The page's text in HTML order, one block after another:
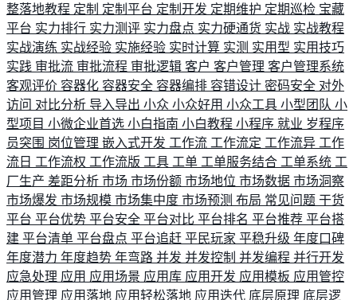
整落地教程 定制 定制平台 定制开发 定期维护 定期巡检 宝藏
平台 实力排行 实力测评 实力盘点 实力硬通货 实战 实战教程
实战演练 实战经验 实施经验 实时计算 实测 实用型 实用技巧
实践 审批流 审批流程 审批逻辑 客户 客户管理 客户管理系统
客观评价 容器化 容器安全 容器编排 容错设计 密码安全 对外
访问 对比分析 导入导出 小众 小众好用 小众工具 小型团队 小
型项目 小微企业首选 小白指南 小白教程 小程序 就业 岁程序
员突围 岗位管理 嵌入式开发 工作流 工作流定 工作流异 工作
流日 工作流权 工作流版 工具 工单 工单服务结合 工单系统 工
厂生产 差距分析 市场 市场份额 市场地位 市场数据 市场洞察
市场爆发 市场规模 市场集中度 市场预测 布局 常见问题 干货
平台 平台优势 平台安全 平台对比 平台排名 平台推荐 平台搭
建 平台清单 平台盘点 平台追赶 平民玩家 平稳升级 年度口碑
年度潜力 年度趋势 年弯路 并发 并发控制 并发编程 并行开发
应急处理 应用 应用场景 应用库 应用开发 应用模板 应用管控
应用管理 应用落地 应用轻松落地 应用迭代 底层原理 底层逻